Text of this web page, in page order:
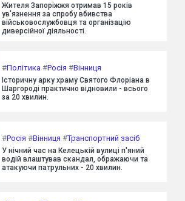
Жителя Запоріжжя отримав 15 років
ув'язнення за спробу вбивства
військовослужбовця та організацію
диверсійної діяльності.
#Політика #Росія #Вінниця
Історичну арку храму Святого Флоріана в
Шаргороді практично відновили - всього
за 20 хвилин.
#Росія #Вінниця #Транспортний засіб
У нічний час на Келецькій вулиці п'яний
водій влаштував скандал, ображаючи та
атакуючи патрульних - 20 хвилин.